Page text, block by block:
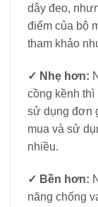
dây đeo,
điểm của bộ
tham khảo
✓ Nhẹ hơn:
cồng kềnh thì
sử dụng đơn
mua và sử
nhiều.
✓ Bền hơn:
năng chống